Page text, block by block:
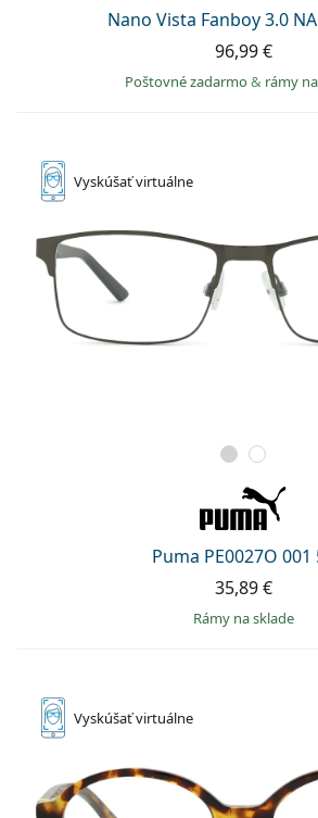
Nano Vista Fanboy 3.0
96,99 €
Poštovné zadarmo& rámy
Vyskúšaťvirtuálne
Puma PE0027O 001
35,89 €
rámy na sklade
Vyskúšaťvirtuálne